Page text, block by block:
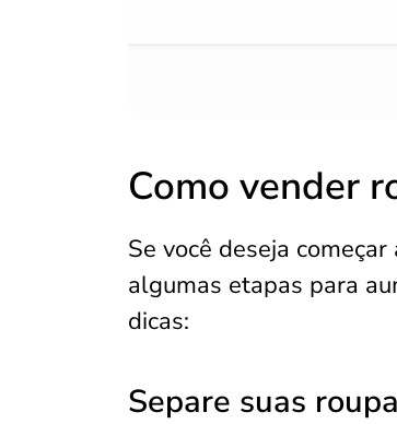
Como vender
Se você deseja
algumas etapas para
dicas:
Separe suas